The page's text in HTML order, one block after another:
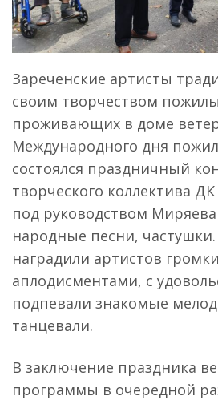
Зареченские артисты
своим творчеством
проживающих в доме
Международного дня
состоялся праздничный
творческого коллектива
под руководством
народные песни,
наградили артистов
аплодисментами, с
подпевали знакомые
танцевали.
В заключение праздника
программы в очередной